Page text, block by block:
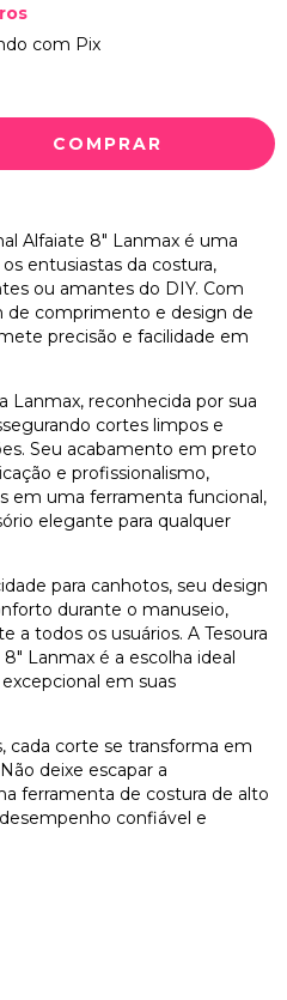
com Pix
Alfaiate 8" Lanmax é uma
entusiastas da costura,
ou amantes do DIY. Com
de comprimento e design de
precisão e facilidade em
Lanmax, reconhecida por sua
cortes limpos e
Seu acabamento em preto
e profissionalismo,
em uma ferramenta funcional,
elegante para qualquer
para canhotos, seu design
durante o manuseio,
a todos os usuários. A Tesoura
Lanmax é a escolha ideal
em suas
cada corte se transforma em
deixe escapar a
ferramenta de costura de alto
confiável e